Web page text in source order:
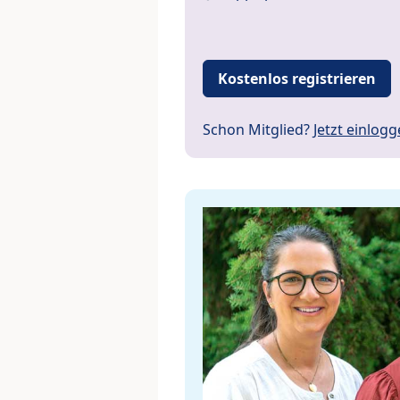
Kostenlos registrieren
Schon Mitglied? Jetzt